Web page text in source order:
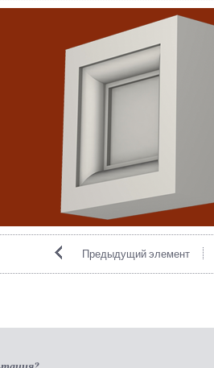
Предыдущий элемент